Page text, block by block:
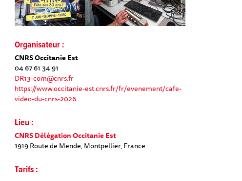
Organisateur :
CNRS Occitanie Est
04 67 61 34 91
DR13-com@cnrs.fr
https://www.occitanie-est.cnrs.fr/fr/evenement/cafe-
video-du-cnrs-2026
Lieu :
CNRS Délégation Occitanie Est
1919 Route de Mende, Montpellier, France
Tarifs :